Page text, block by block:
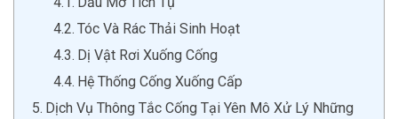
Tóc Và Rác Thải Sinh Hoạt
Dị Vật Rơi Xuống Cống
Hệ Thống Cống Xuống Cấp
Dịch Vụ Thông Tắc Cống Tại Yên Mô Xử Lý Những